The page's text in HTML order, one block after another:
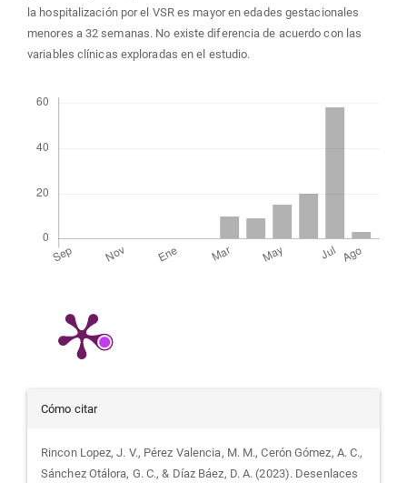
la hospitalización por el VSR es mayor en edades gestacionales
menores a 32 semanas. No existe diferencia de acuerdo con las
variables clínicas exploradas en el estudio.
Detalles
del
Cómo citar
Rincon Lopez, J. V., Pérez Valencia, M. M., Cerón Gómez, A. C.,
Sánchez Otálora, G. C., & Díaz Báez, D. A. (2023). Desenlaces